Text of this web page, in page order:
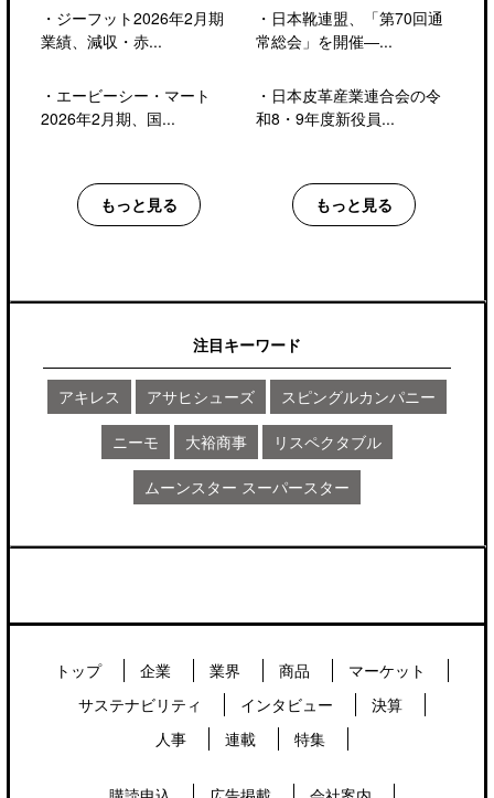
・ ジーフット2026年2月期
業績、減収・赤...
・ エービーシー・マート
2026年2月期、国...
もっと見る
・ 日本靴連盟、「第70回通
常総会」を開催―...
・ 日本皮革産業連合会の令
和8・9年度新役員...
もっと見る
注目キーワード
アキレス アサヒシューズ スピングルカンパニー
ニーモ 大裕商事 リスペクタブル
ムーンスター スーパースター
トップ 企業 業界 商品
マーケット
サステナビリティ
インタビュー
決算
人事
連載 特集